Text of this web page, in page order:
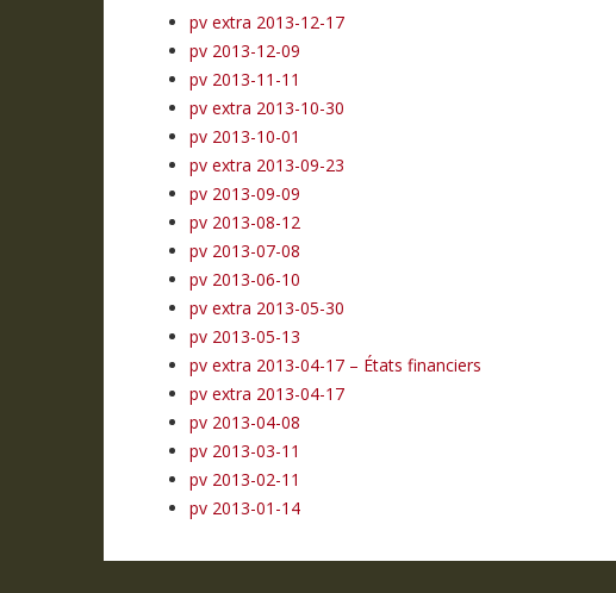
pv extra 2013-12-17
pv 2013-12-09
pv 2013-11-11
pv extra 2013-10-30
pv 2013-10-01
pv extra 2013-09-23
pv 2013-09-09
pv 2013-08-12
pv 2013-07-08
pv 2013-06-10
pv extra 2013-05-30
pv 2013-05-13
pv extra 2013-04-17 – États financiers
pv extra 2013-04-17
pv 2013-04-08
pv 2013-03-11
pv 2013-02-11
pv 2013-01-14